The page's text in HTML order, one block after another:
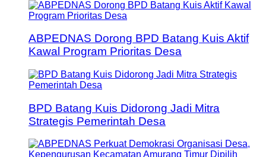
ABPEDNAS Dorong BPD Batang Kuis Aktif
Kawal Program Prioritas Desa
BPD Batang Kuis Didorong Jadi Mitra
Strategis Pemerintah Desa